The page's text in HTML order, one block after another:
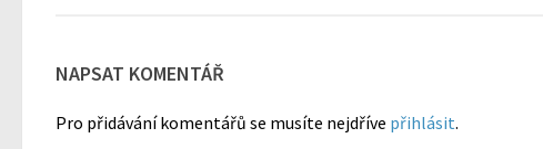
NAPSAT KOMENTÁŘ
Pro přidávání komentářů se musíte nejdříve přihlásit.